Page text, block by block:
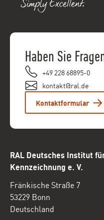
Haben Sie
+49 228 68895-0
kontakt@ral.de
Kontaktformular
RAL Deutsches Institut
Kennzeichnung e. V.
Fränkische Straße 7
53229 Bonn
Deutschland